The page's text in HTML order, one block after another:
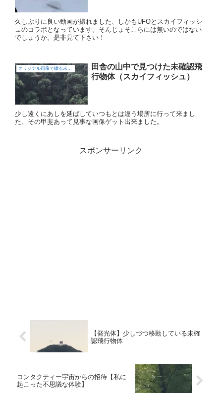
久しぶりに良い動画が撮れました、しかもUFOとスカイフィッシ
ュのコラボとなっています。そんじょそこらには無いのではない
でしょうか。是非見て下さい！
オリジナル画像で綴る未確認飛行物体（UFO)
田舎の山中で見つけた未確認飛
行物体（スカイフィッシュ）
少し遠くにあしを延ばしていつもとは違う場所に行って来まし
た、その甲斐あって見事な画像ゲット出来ました。
スポンサーリンク
【発光体】少しづつ移動している未確
認飛行物体
コンタクティー宇宙からの招待【私に
起こった不思議な体験】